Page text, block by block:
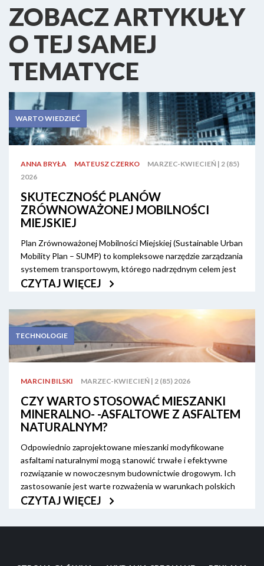
ZOBACZ ARTYKUŁY
O TEJ SAMEJ
TEMATYCE
WARTO WIEDZIEĆ
ANNA BRYŁA MATEUSZ CZERKO
MARZEC-KWIECIEŃ | 2 (85)
2026
SKUTECZNOŚĆ PLANÓW
ZRÓWNOWAŻONEJ MOBILNOŚCI
MIEJSKIEJ
Plan Zrównoważonej Mobilności Miejskiej (Sustainable Urban
Mobility Plan – SUMP) to kompleksowe narzędzie zarządzania
systemem transportowym, którego nadrzędnym celem jest
integracja działań wielu podmiotów. Zgodnie z
obejmujących m.in. określenie celów, monitorowanie
wyników, uwzględnienie wszystkich gałęzi transportu i
współpracę między uczestnikami – od władz samorządu po
mieszkańców. Czy warto je wdrażać?
Z artykułu dowiesz się:
Jaki jest przykład wdrożenia SUMP?
Jakie są korzyści społeczne i ekonomiczne z
implementacji SUMP?
CZYTAJ WIĘCEJ
TECHNOLOGIE
MARCIN BILSKI MARZEC-KWIECIEŃ | 2 (85) 2026
CZY WARTO STOSOWAĆ MIESZANKI
MINERALNO- -ASFALTOWE Z ASFALTEM
NATURALNYM?
Odpowiednio zaprojektowane mieszanki modyfikowane
asfaltami naturalnymi mogą stanowić trwałe i efektywne
rozwiązanie w nowoczesnym budownictwie drogowym. Ich
zastosowanie jest warte rozważenia w warunkach polskich
ze względu na stale wzrastające obciążenie dróg ruchem oraz
CZYTAJ WIĘCEJ